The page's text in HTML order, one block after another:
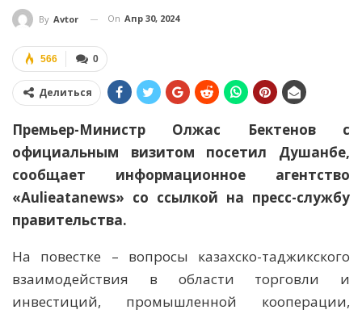
By Avtor On Апр 30, 2024
0
566
Делиться
Премьер-Министр Олжас Бектенов с
официальным визитом посетил Душанбе,
сообщает информационное агентство
«Aulieatanews» со ссылкой на пресс-службу
правительства.
На повестке – вопросы казахско-таджикского
взаимодействия в области торговли и
инвестиций, промышленной кооперации,